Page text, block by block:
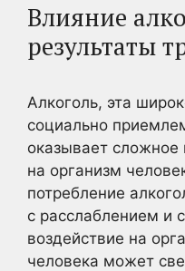
Влияние
результаты
Алкоголь, эта
социально
оказывает сложное
на организм
потребление
с расслаблением и
воздействие на
человека может